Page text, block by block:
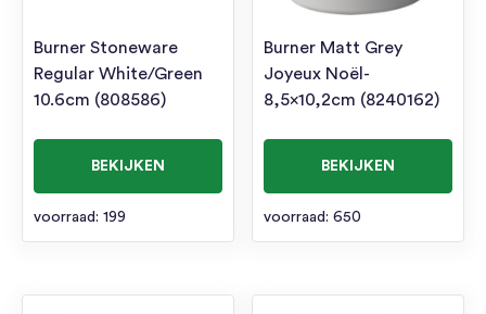
Burner Stoneware
Regular White/Green
10.6cm (808586)
BEKIJKEN
voorraad: 199
Burner Matt Grey
Joyeux Noël-
8,5×10,2cm (8240162)
BEKIJKEN
voorraad: 650